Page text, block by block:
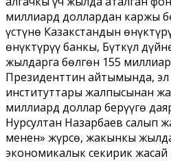
миллиард доллардан каржы
үстүнө Казакстандын
өнүктүрүү банкы, Бүткүл
жылдарга бөлгөн 155
Президенттин айтымында,
институттары жалпысынан
миллиард доллар берүүгө
Нурсултан Назарбаев салып
менен» жүрсө, жакынкы
экономикалык секирик жасай